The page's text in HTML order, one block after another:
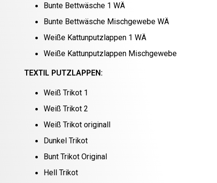
Bunte Bettwäsche 1 WÄ
Bunte Bettwäsche Mischgewebe WÄ
Weiße Kattunputzlappen 1 WÄ
Weiße Kattunputzlappen Mischgewebe
TEXTIL PUTZLAPPEN:
Weiß Trikot 1
Weiß Trikot 2
Weiß Trikot originall
Dunkel Trikot
Bunt Trikot Original
Hell Trikot